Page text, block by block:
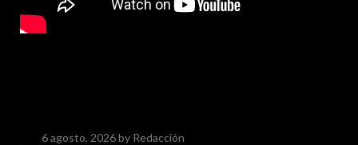
6 agosto, 2026by Redacción